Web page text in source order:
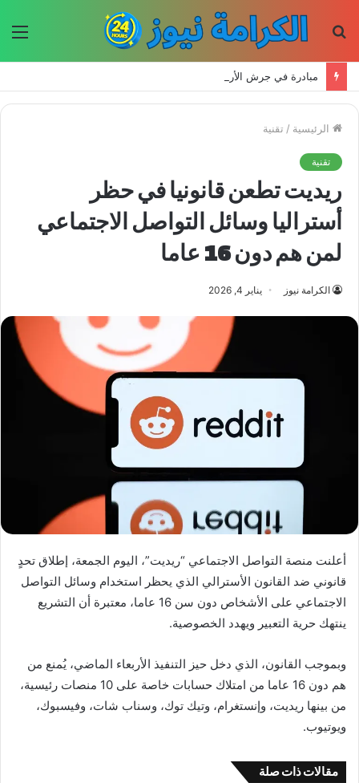
الرئيسية / تقنية
تقنية
ريديت تطعن قانونيا في حظر
أستراليا وسائل التواصل الاجتماعي
لمن هم دون 16 عاما
الكرامة نيوز يناير 4, 2026
أعلنت منصة التواصل الاجتماعي “ريديت”، اليوم الجمعة، إطلاق تحدٍ
قانوني ضد القانون الأسترالي الذي يحظر استخدام وسائل التواصل
الاجتماعي على الأشخاص دون سن 16 عاما، معتبرة أن التشريع
ينتهك حرية التعبير ويهدد الخصوصية.
وبموجب القانون، الذي دخل حيز التنفيذ الأربعاء الماضي، يُمنع من
هم دون 16 عاما من امتلاك حسابات خاصة على 10 منصات رئيسية،
من بينها ريديت، وإنستغرام، وتيك توك، وسناب شات، وفيسبوك،
ويوتيوب.
مقالات ذات صلة